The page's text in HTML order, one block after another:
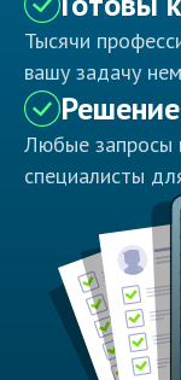
Тысячи
вашу задачу
Любые запросы
специалисты